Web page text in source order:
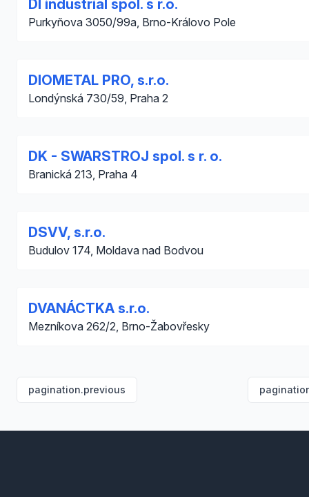
DI industrial spol. s r.o.
Purkyňova 3050/99a, Brno-Královo Pole
DIOMETAL PRO, s.r.o.
Londýnská 730/59, Praha 2
DK - SWARSTROJ spol. s r. o.
Branická 213, Praha 4
DSVV, s.r.o.
Budulov 174, Moldava nad Bodvou
DVANÁCTKA s.r.o.
Mezníkova 262/2, Brno-Žabovřesky
pagination.previous